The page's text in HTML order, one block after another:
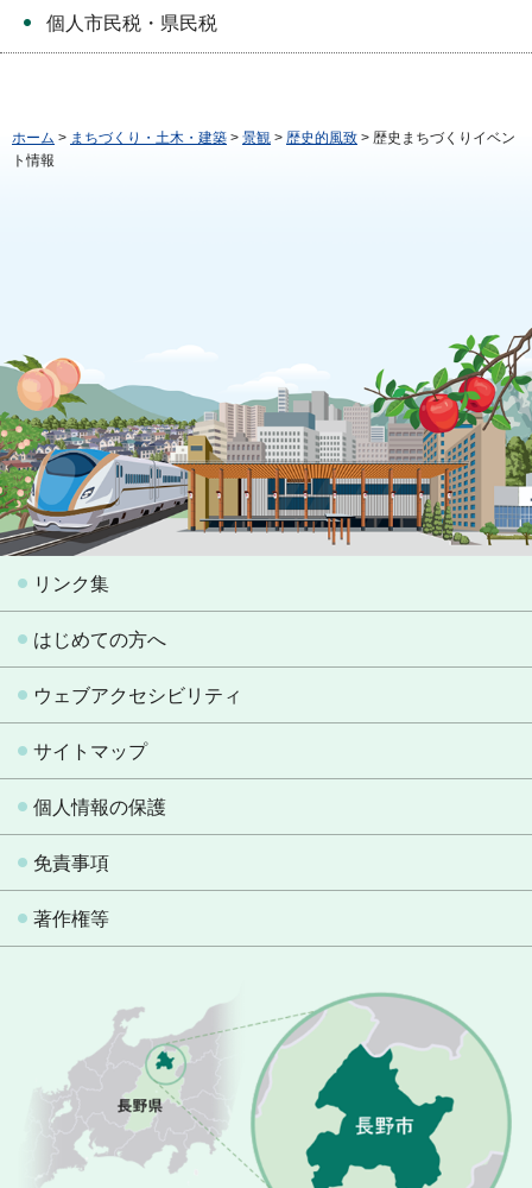
個人市民税・県民税
ホーム > まちづくり・土木・建築 > 景観 > 歴史的風致 > 歴史まちづくりイベン
ト情報
リンク集
はじめての方へ
ウェブアクセシビリティ
サイトマップ
個人情報の保護
免責事項
著作権等